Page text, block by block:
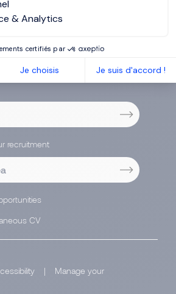
& Analytics
certifiés par
Je choisis Je suis d'accord !
Supply Chain
recruitment
CV
|
Manage your